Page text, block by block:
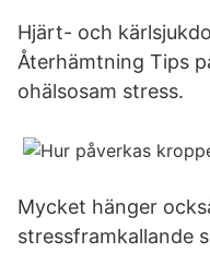
Hjärt- och
Återhämtning Tips
ohälsosam stress.
Mycket hänger
stressframkallande